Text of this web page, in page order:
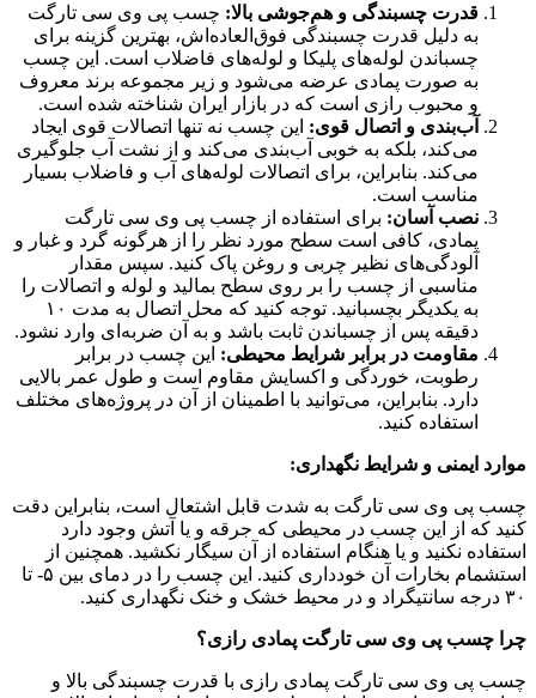
قدرت چسبندگی و هم‌جوشی بالا: چسب پی وی سی تارگت
به دلیل قدرت چسبندگی فوق‌العاده‌اش، بهترین گزینه برای
چسباندن لوله‌های پلیکا و لوله‌های فاضلاب است. این چسب
به صورت پمادی عرضه می‌شود و زیر مجموعه برند معروف
و محبوب رازی است که در بازار ایران شناخته شده است.
آب‌بندی و اتصال قوی: این چسب نه تنها اتصالات قوی ایجاد
می‌کند، بلکه به خوبی آب‌بندی می‌کند و از نشت آب جلوگیری
می‌کند. بنابراین، برای اتصالات لوله‌های آب و فاضلاب بسیار
مناسب است.
نصب آسان: برای استفاده از چسب پی وی سی تارگت
پمادی، کافی است سطح مورد نظر را از هرگونه گرد و غبار و
آلودگی‌های نظیر چربی و روغن پاک کنید. سپس مقدار
مناسبی از چسب را بر روی سطح بمالید و لوله و اتصالات را
به یکدیگر بچسبانید. توجه کنید که محل اتصال به مدت ۱۰
دقیقه پس از چسباندن ثابت باشد و به آن ضربه‌ای وارد نشود.
مقاومت در برابر شرایط محیطی: این چسب در برابر
رطوبت، خوردگی و اکسایش مقاوم است و طول عمر بالایی
دارد. بنابراین، می‌توانید با اطمینان از آن در پروژه‌های مختلف
استفاده کنید.
موارد ایمنی و شرایط نگهداری:
چسب پی وی سی تارگت به شدت قابل اشتعال است، بنابراین دقت
کنید که از این چسب در محیطی که جرقه و یا آتش وجود دارد
استفاده نکنید و یا هنگام استفاده از آن سیگار نکشید. همچنین از
استشمام بخارات آن خودداری کنید. این چسب را در دمای بین ۵- تا
۳۰ درجه سانتیگراد و در محیط خشک و خنک نگهداری کنید.
چرا چسب پی وی سی تارگت پمادی رازی؟
چسب پی وی سی تارگت پمادی رازی با قدرت چسبندگی بالا و